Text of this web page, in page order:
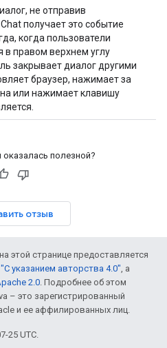
не отправив
получает это событие
когда пользователи
правом верхнем углу
закрывает диалог другими
браузер, нажимает за
или нажимает клавишу
полезной?
отзыв
этой странице предоставляется
указанием авторства 4.0", а
2.0. Подробнее об этом
– это зарегистрированный
и ее аффилированных лиц.
25 UTC.